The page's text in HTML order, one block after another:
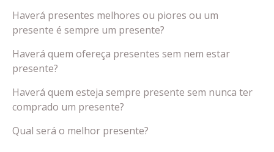
Haverá presentes melhores ou piores ou um
presente é sempre um presente?
Haverá quem ofereça presentes sem nem estar
presente?
Haverá quem esteja sempre presente sem nunca ter
comprado um presente?
Qual será o melhor presente?